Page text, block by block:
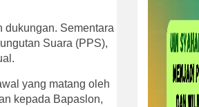
dukungan. Sementara
Suara (PPS),
yang matang oleh
kepada Bapaslon,